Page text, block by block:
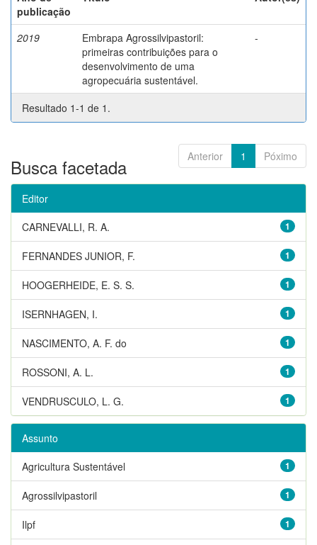
publicação
2019
Embrapa Agrossilvipastoril:
primeiras contribuições para o
desenvolvimento de uma
agropecuária sustentável.
-
Resultado 1-1 de 1.
Anterior 1 Póximo
Busca facetada
Editor
1
CARNEVALLI, R. A.
1
FERNANDES JUNIOR, F.
1
HOOGERHEIDE, E. S. S.
1
ISERNHAGEN, I.
1
NASCIMENTO, A. F. do
1
ROSSONI, A. L.
1
VENDRUSCULO, L. G.
Assunto
1
Agricultura Sustentável
1
Agrossilvipastoril
1
Ilpf